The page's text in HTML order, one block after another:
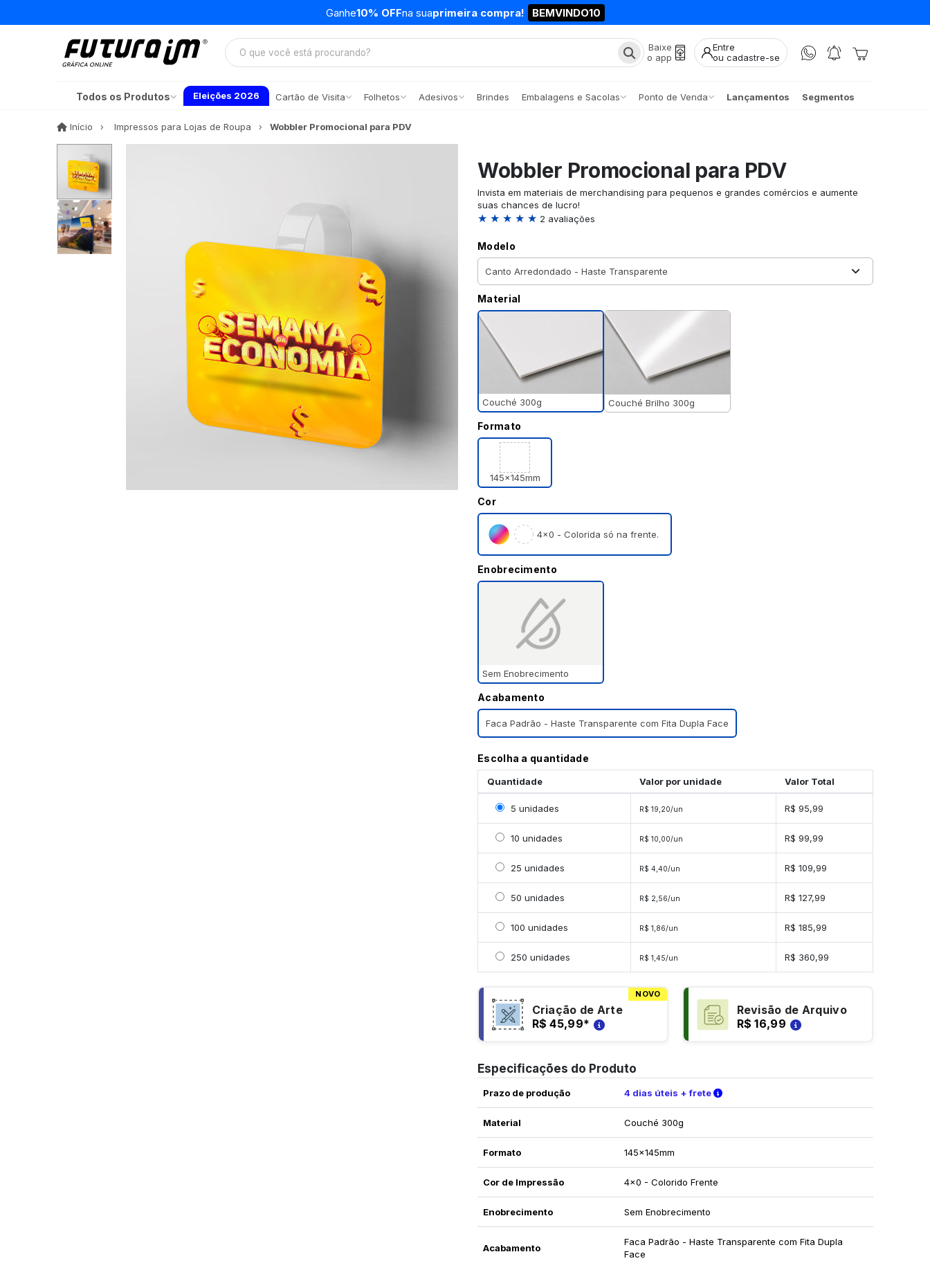
Ganhe10% OFFna suaprimeira compra! BEMVINDO10
Baixe
o app
Entre
ou cadastre-se
Todos os Produtos Eleições 2026 Cartão de Visita Folhetos Adesivos Brindes Embalagens e Sacolas Ponto de Venda Lançamentos Segmentos
Início InícioImpressos para Lojas de Roupa Wobbler Promocional para PDV
Wobbler Promocional para PDV
Invista em materiais de merchandising para pequenos e grandes comércios e aumente
suas chances de lucro!
★ ★ ★ ★ ★ 2 avaliações
Modelo
Material
Couché 300g Couché Brilho 300g
Formato
145x145mm
Cor
4×0 - Colorida só na frente.
Enobrecimento
Sem Enobrecimento
Acabamento
Faca Padrão - Haste Transparente com Fita Dupla Face
Escolha a quantidade
Quantidade Valor por unidade Valor Total
Selecionar 5 unidades
5 unidades R$ 19,20/un R$ 95,99
Selecionar 10 unidades
10 unidades R$ 10,00/un R$ 99,99
Selecionar 25 unidades
25 unidades R$ 4,40/un R$ 109,99
Selecionar 50 unidades
50 unidades R$ 2,56/un R$ 127,99
Selecionar 100 unidades
100 unidades R$ 1,86/un R$ 185,99
Selecionar 250 unidades
250 unidades R$ 1,45/un R$ 360,99
NOVO
Criação de Arte
R$ 45,99*
Revisão de Arquivo
R$ 16,99
Especificações do Produto
Prazo de produção 4 dias úteis + frete Verifique as condições de entrega
Material Couché 300g
Formato 145x145mm
Cor de Impressão 4x0 - Colorido Frente
Enobrecimento Sem Enobrecimento
Acabamento
Faca Padrão - Haste Transparente com Fita Dupla
Face